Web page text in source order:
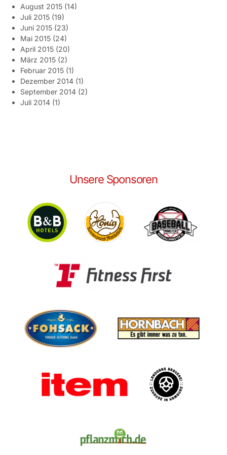
August 2015 (14)
Juli 2015 (19)
Juni 2015 (23)
Mai 2015 (24)
April 2015 (20)
März 2015 (2)
Februar 2015 (1)
Dezember 2014 (1)
September 2014 (2)
Juli 2014 (1)
Unsere Sponsoren